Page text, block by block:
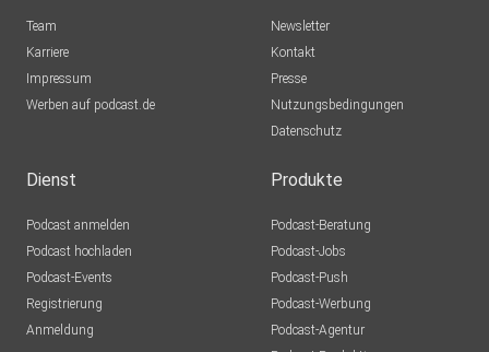
Team
Karriere
Impressum
Werben auf podcast.de
Newsletter
Kontakt
Presse
Nutzungsbedingungen
Datenschutz
Dienst
Podcast anmelden
Podcast hochladen
Podcast-Events
Registrierung
Anmeldung
Produkte
Podcast-Beratung
Podcast-Jobs
Podcast-Push
Podcast-Werbung
Podcast-Agentur